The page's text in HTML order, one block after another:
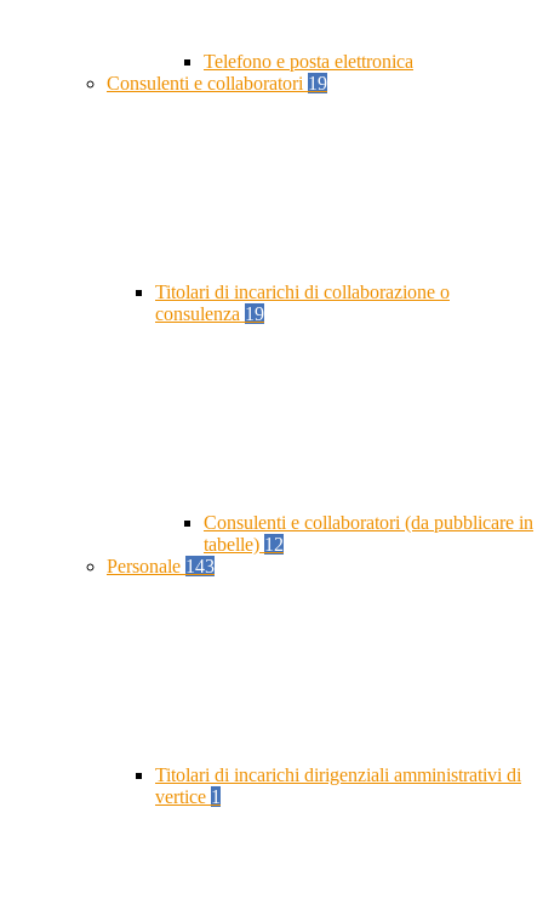
Telefono e posta elettronica
Consulenti e collaboratori 19
Titolari di incarichi di collaborazione o
consulenza 19
Consulenti e collaboratori (da pubblicare in
tabelle) 12
Personale 143
Titolari di incarichi dirigenziali amministrativi di
vertice 1